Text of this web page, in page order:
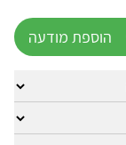
הוספת מודעה